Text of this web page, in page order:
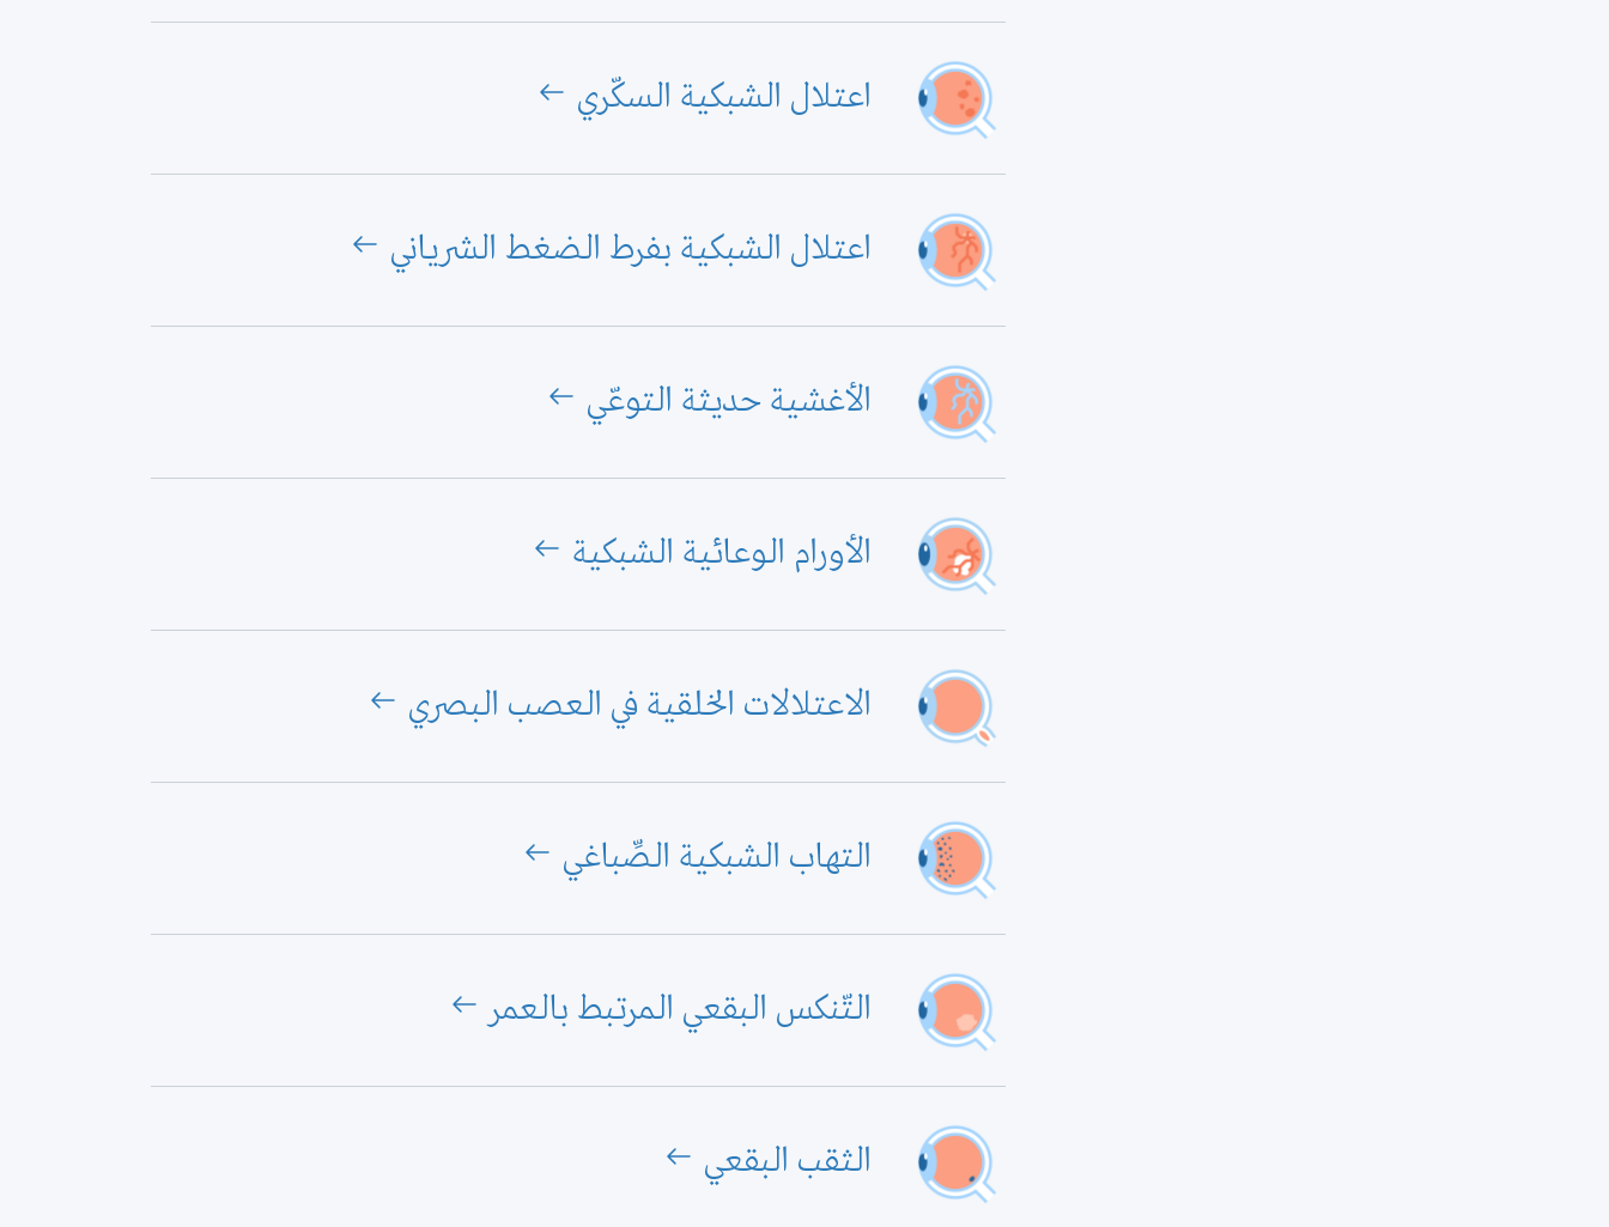
اعتلال الشبكية السكّري
اعتلال الشبكية بفرط الضغط الشرياني
الأغشية حديثة التوعّي
الأورام الوعائية الشبكية
الاعتلالات الخلقية في العصب البصري
التهاب الشبكية الصِّباغي
التّنكس البقعي المرتبط بالعمر
الثقب البقعي